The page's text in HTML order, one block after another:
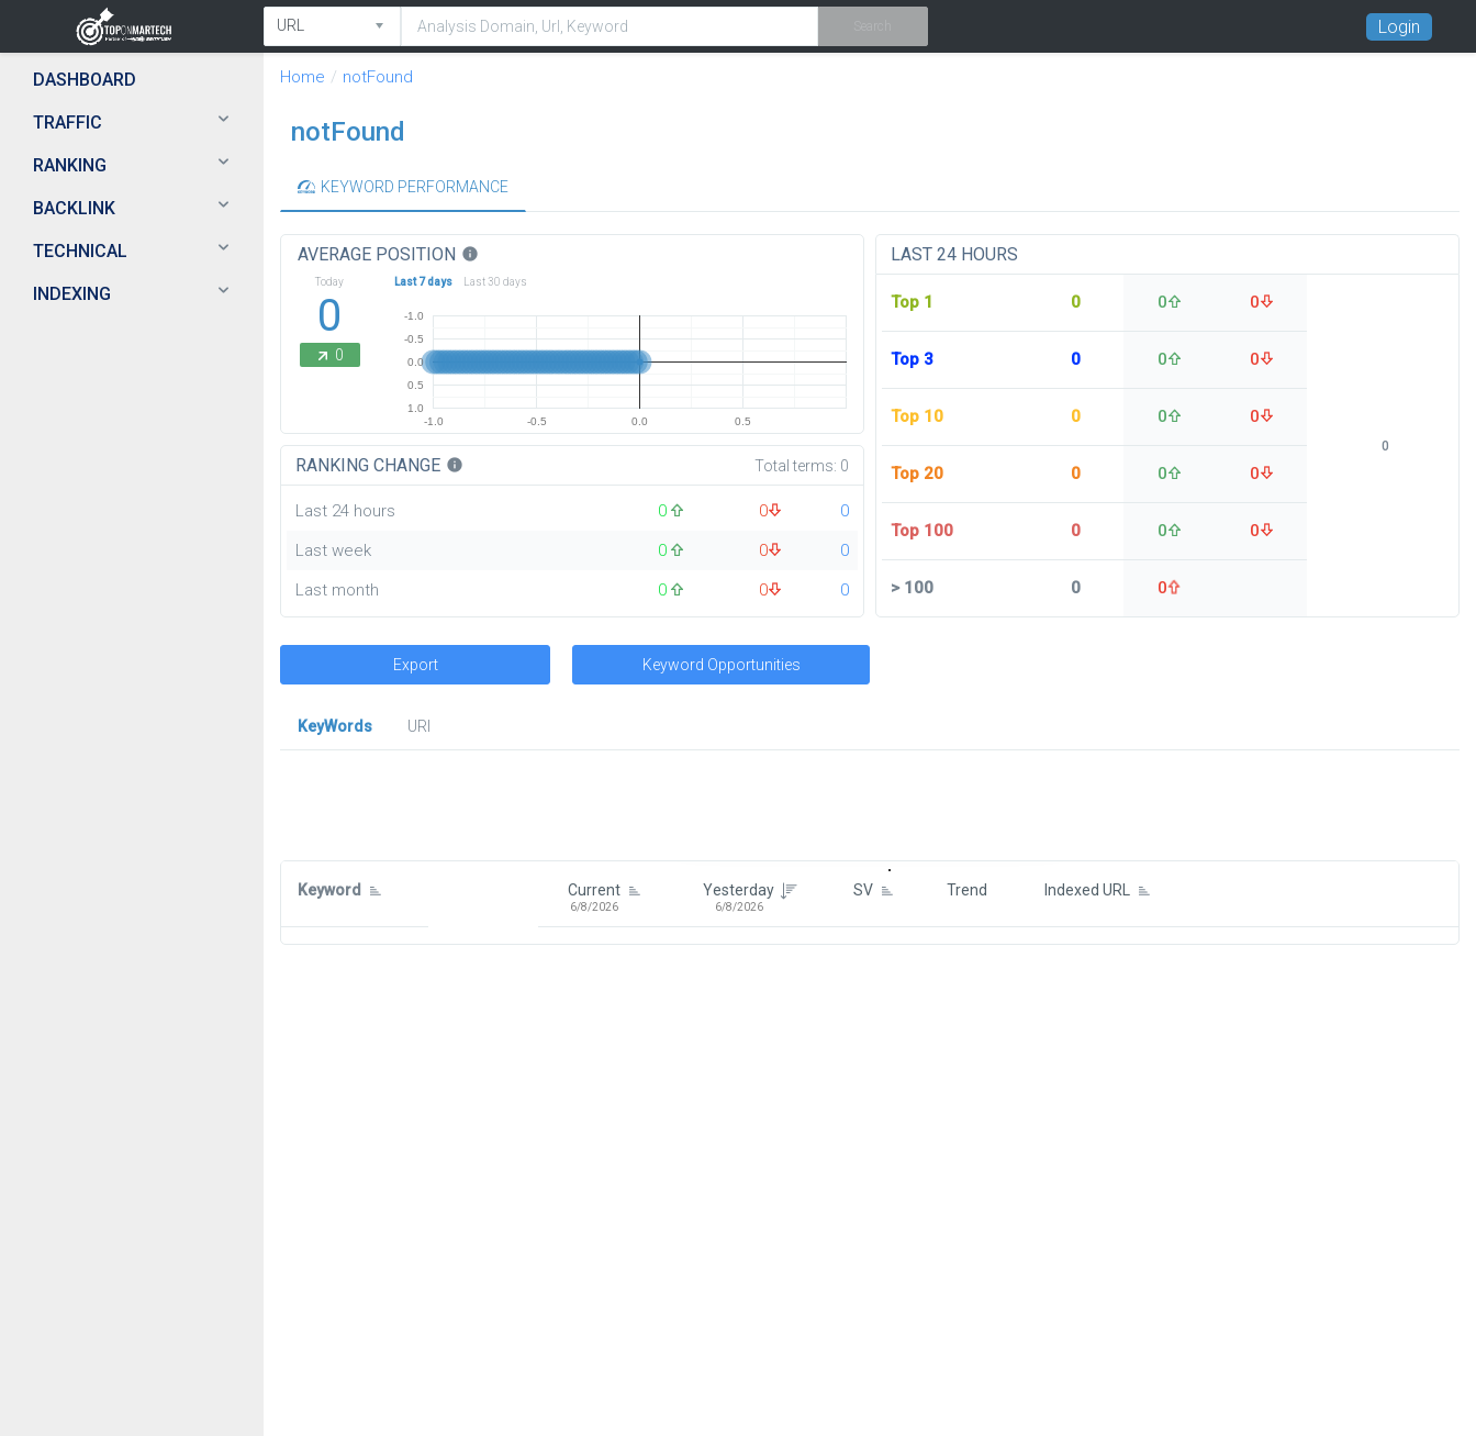
Login
DASHBOARD
TRAFFIC
RANKING
BACKLINK
TECHNICAL
INDEXING
Home notFound
notFound
KEYWORD PERFORMANCE
AVERAGE POSITION info
Today
0
0
Last 7 days Last 30 days
-1.0 -0.5 0.0 0.5
-1.0
-0.5
0.0
0.5
1.0
RANKING CHANGE info Total terms: 0
Last 24 hours 0 0
0
Last week
0 0
0
Last month
0 0 0
LAST 24 HOURS
Top 1 0 0 0
Top 3 0 0 0
Top 10 0 0 0
Top 20 0 0 0
Top 100 0 0 0
>100 0 0
0
Export Keyword Opportunities
KeyWords
URl
Keyword Current
6/8/2026
Yesterday
6/8/2026
SV Trend Indexed URL